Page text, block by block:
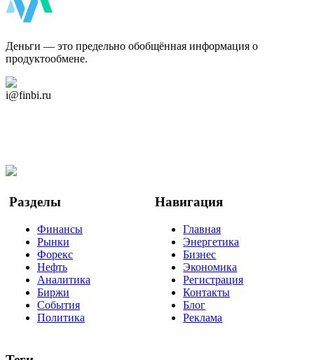
Деньги — это предельно обобщённая информация о
продуктообмене.
i@finbi.ru
Разделы
Финансы
Рынки
Форекс
Нефть
Аналитика
Биржи
События
Политика
Навигация
Главная
Энергетика
Бизнес
Экономика
Регистрация
Контакты
Блог
Реклама